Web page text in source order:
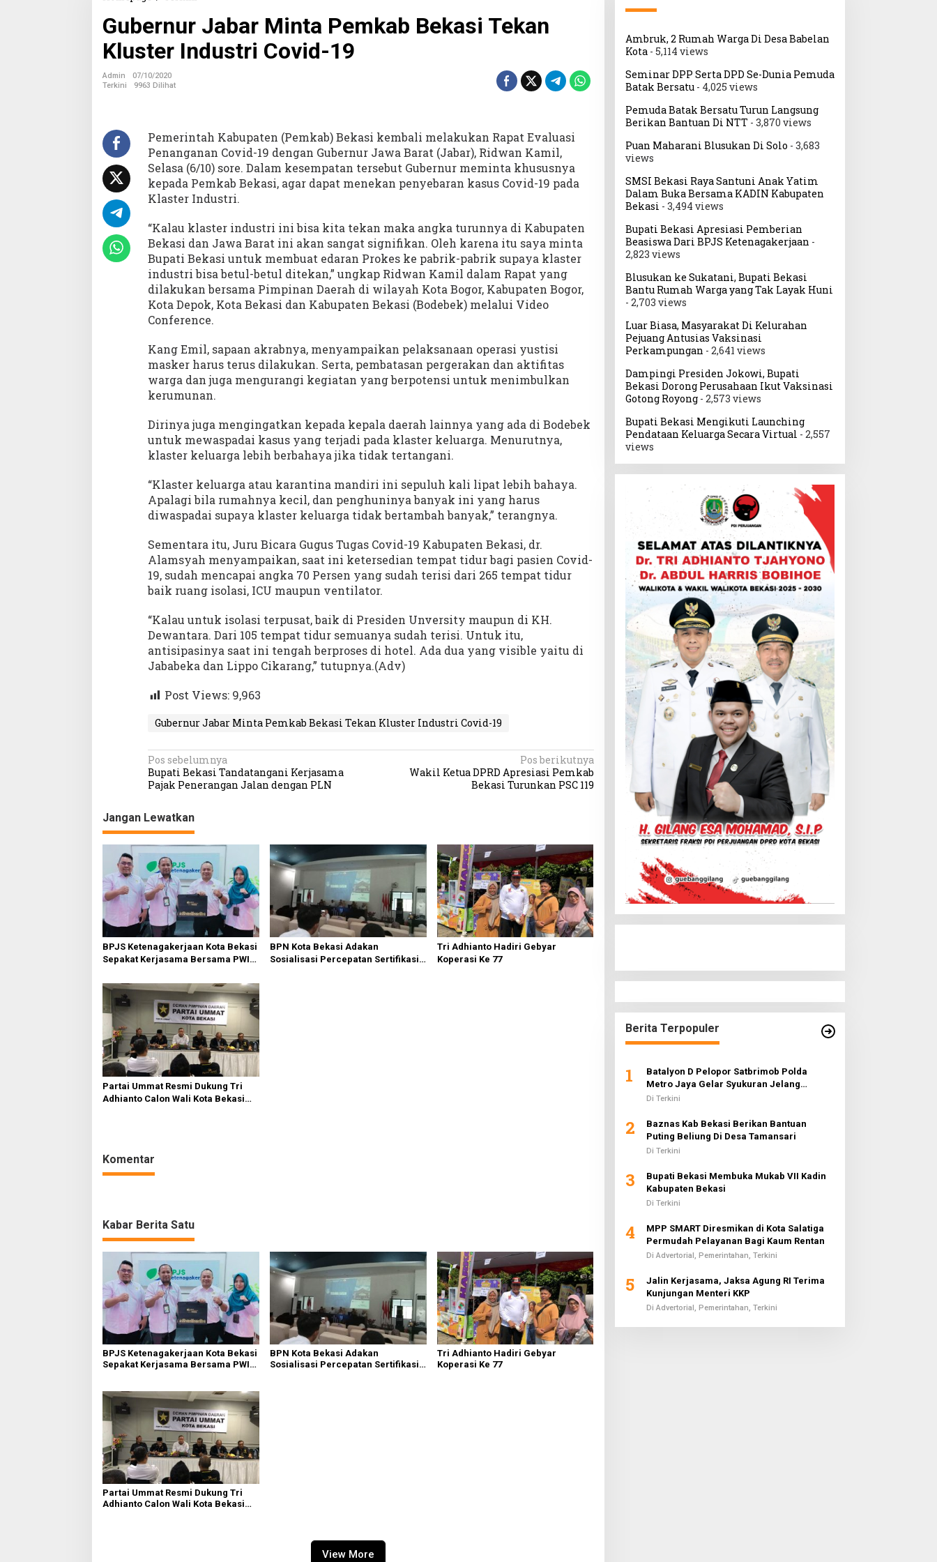
r
n
a
M
i
n
t
P
e
m
k
a
b
B
e
k
s
i
T
e
k
n
K
l
u
t
e
r
I
d
u
t
r
C
o
v
i
d
1
Gubernur Jabar Minta Pemkab Bekasi Tekan
Kluster Industri Covid-19
Admin
07/10/2020
Terkini
9963 Dilihat
Pemerintah Kabupaten (Pemkab) Bekasi kembali melakukan Rapat Evaluasi
Penanganan Covid-19 dengan Gubernur Jawa Barat (Jabar), Ridwan Kamil,
Selasa (6/10) sore. Dalam kesempatan tersebut Gubernur meminta khususnya
kepada Pemkab Bekasi, agar dapat menekan penyebaran kasus Covid-19 pada
Klaster Industri.
“Kalau klaster industri ini bisa kita tekan maka angka turunnya di Kabupaten
Bekasi dan Jawa Barat ini akan sangat signifikan. Oleh karena itu saya minta
Bupati Bekasi untuk membuat edaran Prokes ke pabrik-pabrik supaya klaster
industri bisa betul-betul ditekan,” ungkap Ridwan Kamil dalam Rapat yang
dilakukan bersama Pimpinan Daerah di wilayah Kota Bogor, Kabupaten Bogor,
Kota Depok, Kota Bekasi dan Kabupaten Bekasi (Bodebek) melalui Video
Conference.
Kang Emil, sapaan akrabnya, menyampaikan pelaksanaan operasi yustisi
masker harus terus dilakukan. Serta, pembatasan pergerakan dan aktifitas
warga dan juga mengurangi kegiatan yang berpotensi untuk menimbulkan
kerumunan.
Dirinya juga mengingatkan kepada kepala daerah lainnya yang ada di Bodebek
untuk mewaspadai kasus yang terjadi pada klaster keluarga. Menurutnya,
klaster keluarga lebih berbahaya jika tidak tertangani.
“Klaster keluarga atau karantina mandiri ini sepuluh kali lipat lebih bahaya.
Apalagi bila rumahnya kecil, dan penghuninya banyak ini yang harus
diwaspadai supaya klaster keluarga tidak bertambah banyak,” terangnya.
Sementara itu, Juru Bicara Gugus Tugas Covid-19 Kabupaten Bekasi, dr.
Alamsyah menyampaikan, saat ini ketersedian tempat tidur bagi pasien Covid-
19, sudah mencapai angka 70 Persen yang sudah terisi dari 265 tempat tidur
baik ruang isolasi, ICU maupun ventilator.
“Kalau untuk isolasi terpusat, baik di Presiden Unversity maupun di KH.
Dewantara. Dari 105 tempat tidur semuanya sudah terisi. Untuk itu,
antisipasinya saat ini tengah berproses di hotel. Ada dua yang visible yaitu di
Jababeka dan Lippo Cikarang,” tutupnya.(Adv)
Post Views: 9,963
Gubernur Jabar Minta Pemkab Bekasi Tekan Kluster Industri Covid-19
N
a
i
g
a
s
i
p
o
s
Pos sebelumnya
Bupati Bekasi Tandatangani Kerjasama
Pajak Penerangan Jalan dengan PLN
Pos berikutnya
Wakil Ketua DPRD Apresiasi Pemkab
Bekasi Turunkan PSC 119
Jangan Lewatkan
BPJS Ketenagakerjaan Kota Bekasi
Sepakat Kerjasama Bersama PWI
BPN Kota Bekasi Adakan
Sosialisasi Percepatan Sertifikasi
Tri Adhianto Hadiri Gebyar
Koperasi Ke 77
Partai Ummat Resmi Dukung Tri
Adhianto Calon Wali Kota Bekasi
Komentar
Kabar Berita Satu
BPJS Ketenagakerjaan Kota Bekasi
Sepakat Kerjasama Bersama PWI
BPN Kota Bekasi Adakan
Sosialisasi Percepatan Sertifikasi
Tri Adhianto Hadiri Gebyar
Koperasi Ke 77
Partai Ummat Resmi Dukung Tri
Adhianto Calon Wali Kota Bekasi
View More
Ambruk, 2 Rumah Warga Di Desa Babelan
Kota- 5,114 views
Seminar DPP Serta DPD Se-Dunia Pemuda
Batak Bersatu- 4,025 views
Pemuda Batak Bersatu Turun Langsung
Berikan Bantuan Di NTT - 3,870 views
Puan Maharani Blusukan Di Solo - 3,683
views
SMSI Bekasi Raya Santuni Anak Yatim
Dalam Buka Bersama KADIN Kabupaten
Bekasi - 3,494 views
Bupati Bekasi Apresiasi Pemberian
Beasiswa Dari BPJS Ketenagakerjaan -
2,823 views
Blusukan ke Sukatani, Bupati Bekasi
Bantu Rumah Warga yang Tak Layak Huni
- 2,703 views
Luar Biasa, Masyarakat Di Kelurahan
Pejuang Antusias Vaksinasi
Perkampungan - 2,641 views
Dampingi Presiden Jokowi, Bupati
Bekasi Dorong Perusahaan Ikut Vaksinasi
Gotong Royong- 2,573 views
Bupati Bekasi Mengikuti Launching
Pendataan Keluarga Secara Virtual - 2,557
views
Berita Terpopuler
1
Batalyon D Pelopor Satbrimob Polda
Metro Jaya Gelar Syukuran Jelang
Ramadhan 1442 H
Di Terkini
2
Baznas Kab Bekasi Berikan Bantuan
Puting Beliung Di Desa Tamansari
Di Terkini
3
Bupati Bekasi Membuka Mukab VII Kadin
Kabupaten Bekasi
Di Terkini
4
MPP SMART Diresmikan di Kota Salatiga
Permudah Pelayanan Bagi Kaum Rentan
Di Advertorial, Pemerintahan, Terkini
5
Jalin Kerjasama, Jaksa Agung RI Terima
Kunjungan Menteri KKP
Di Advertorial, Pemerintahan, Terkini